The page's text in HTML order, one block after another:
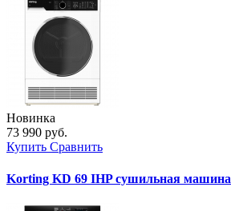
Новинка
73 990 руб.
Купить Сравнить
Korting KD 69 IHP сушильная машина